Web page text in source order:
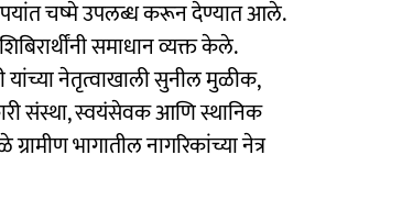
रुपयांत चष्मे उपलब्ध करून देण्यात आले.
समाधान व्यक्त केले.
यांच्या नेतृत्वाखाली सुनील मुळीक,
संस्था, स्वयंसेवक आणि स्थानिक
भागातील नागरिकांच्या नेत्र